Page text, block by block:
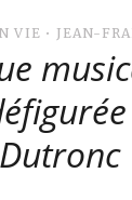
VIE • JEAN-